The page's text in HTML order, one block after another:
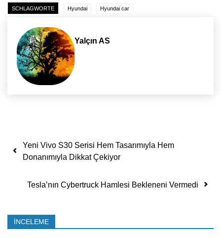
SCHLAGWORTE Hyundai Hyundai car
Yalçın AS
Yazı dolaşımı
Yeni Vivo S30 Serisi Hem Tasarımıyla Hem
Donanımıyla Dikkat Çekiyor
Tesla’nın Cybertruck Hamlesi Bekleneni Vermedi
İNCELEME